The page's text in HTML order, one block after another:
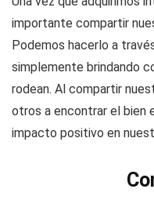
importante compartir
Podemos hacerlo a
simplemente brindando
rodean. Al compartir
otros a encontrar el bien
impacto positivo en